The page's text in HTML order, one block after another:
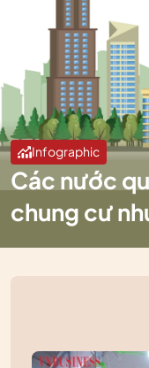
Infographic
Các nước
chung cư